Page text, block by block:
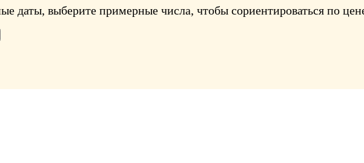
даты, выберите примерные числа, чтобы сориентироваться по